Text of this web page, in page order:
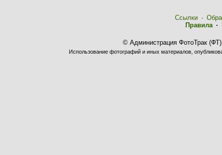
Ссылки·
Правила·
© Администрация ФотоТрак
Использование фотографий и иных материалов,